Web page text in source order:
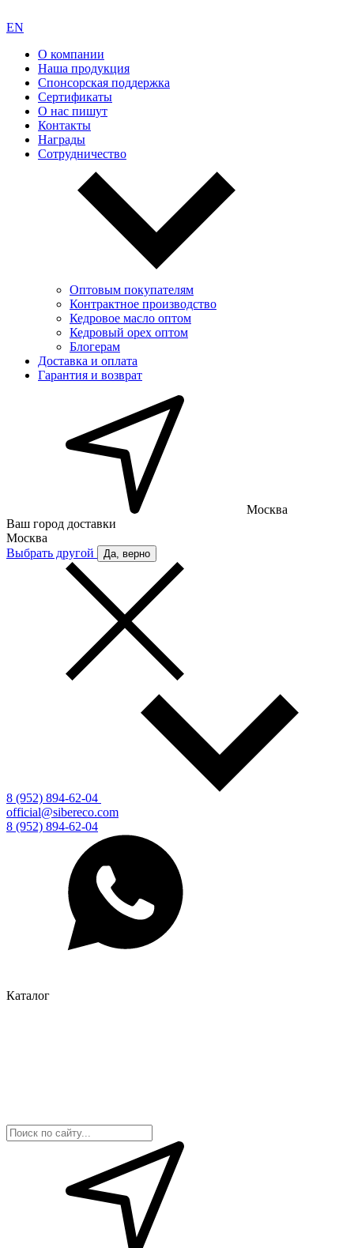
EN
О компании
Наша продукция
Спонсорская поддержка
Сертификаты
О нас пишут
Контакты
Награды
Сотрудничество
Оптовым покупателям
Контрактное производство
Кедровое масло оптом
Кедровый орех оптом
Блогерам
Доставка и оплата
Гарантия и возврат
Москва
Ваш город доставки
Москва
Выбрать другой
Да, верно
8 (952) 894-62-04
official@sibereco.com
8 (952) 894-62-04
Каталог